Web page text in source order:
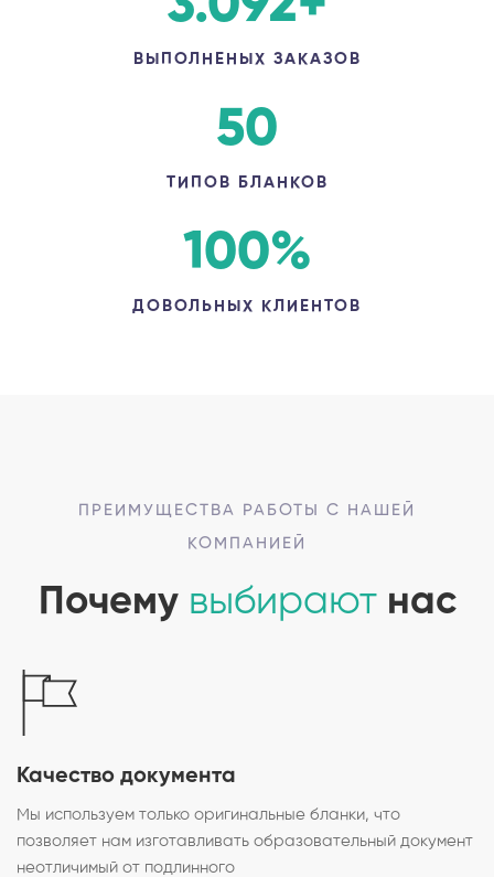
ВЫПОЛНЕНЫХ ЗАКАЗОВ
50
ТИПОВ БЛАНКОВ
100%
ДОВОЛЬНЫХ КЛИЕНТОВ
ПРЕИМУЩЕСТВА РАБОТЫ С НАШЕЙ
КОМПАНИЕЙ
Почему выбираютнас
Качество документа
Мы используем только оригинальные бланки, что
позволяет нам изготавливать образовательный документ
неотличимый от подлинного